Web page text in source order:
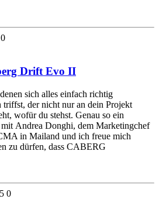
0
Drift Evo II
sich alles einfach richtig
triffst, der nicht nur an dein Projekt
wofür du stehst. Genau so ein
Andrea Donghi, dem Marketingchef
in Mailand und ich freue mich
zu dürfen, dass CABERG
0